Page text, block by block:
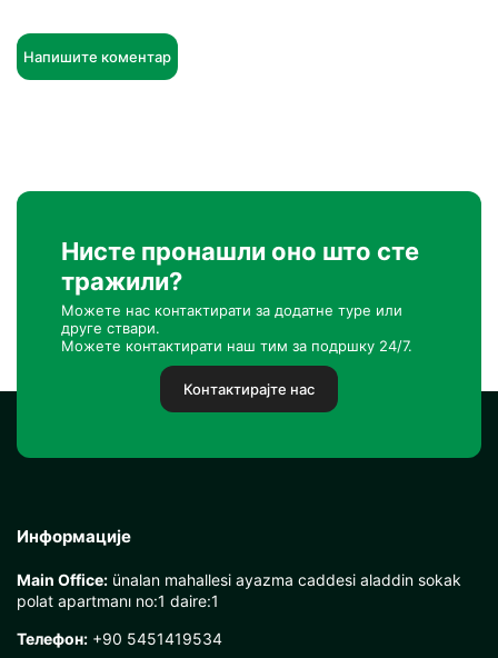
Напишите коментар
Нисте пронашли оно што сте
тражили?
Можете нас контактирати за додатне туре или
друге ствари.
Можете контактирати наш тим за подршку 24/7.
Контактирајте нас
Информације
Main Office: ünalan mahallesi ayazma caddesi aladdin sokak
polat apartmanı no:1 daire:1
Телефон: +90 5451419534